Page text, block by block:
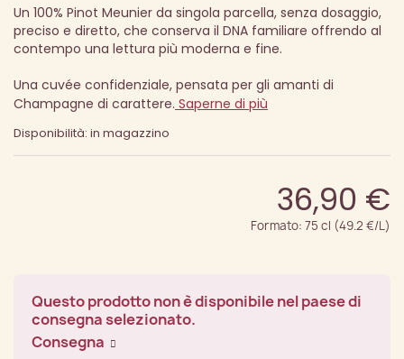
Un 100% Pinot Meunier da singola parcella, senza dosaggio,
preciso e diretto, che conserva il DNA familiare offrendo al
contempo una lettura più moderna e fine.
Una cuvée confidenziale, pensata per gli amanti di
Champagne di carattere. Saperne di più
Disponibilità: in magazzino
36,90 €
Formato: 75 cl (49.2 €/L)
Questo prodotto non è disponibile nel paese di
consegna selezionato.
Consegna